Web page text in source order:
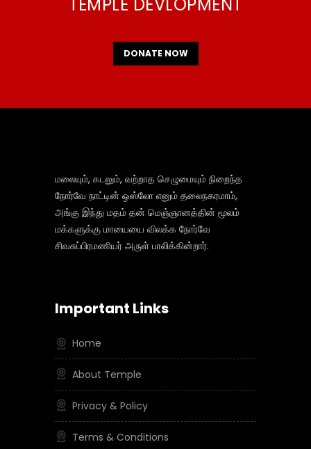
DONATE NOW
மலையும், கடலும், வற்றாத செழுமையும் நிறைந்த
நோர்வே நாட்டின் ஒஸ்லோ எனும் தலைநகரமாம்,
அங்கு இந்து மதம் தன் மெஞ்ஞானத்தின் மூலம்
மக்களுக்கு மாயையை விலக்க நோர்வே
சிவசுப்பிரமணியர் அருள் பாலிக்கின்றார்.
Important Links
Home
About Temple
Privacy & Policy
Terms & Conditions